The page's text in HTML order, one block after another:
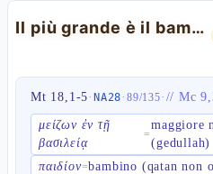
Il più grande è il bambino — Mt 18,1-5
Mt 18,1-5·NA28·89/135· //Mc
μείζων ἐν τῇ
βασιλείᾳ
=
maggiore
(gedullah)
παιδίον=bambino (qatan non